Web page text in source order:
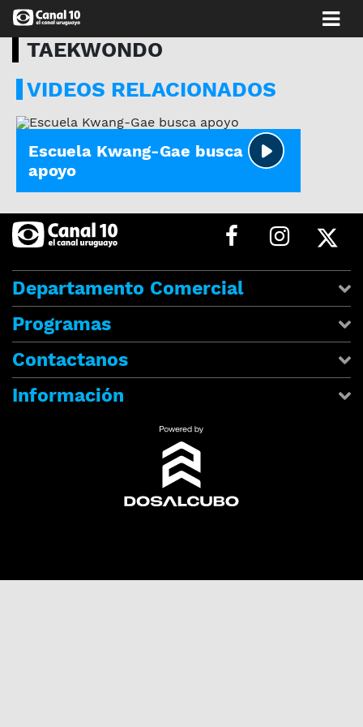
TAEKWONDO
VIDEOS RELACIONADOS
Escuela Kwang-Gae busca
apoyo
Departamento Comercial
Programas
Contactanos
Información